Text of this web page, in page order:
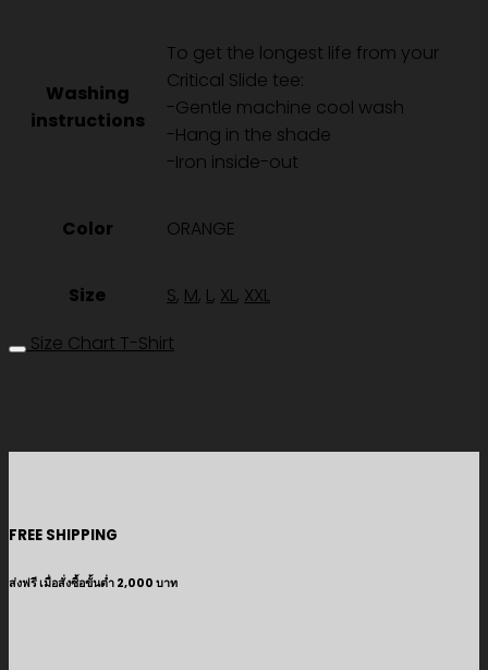
Washing
instructions
To get the longest life from your
Critical Slide tee:
-Gentle machine cool wash
-Hang in the shade
-Iron inside-out
Color ORANGE
Size S, M, L, XL, XXL
Size Chart T-Shirt
FREE SHIPPING
ส่งฟรี เมื่อสั่งซื้อขั้นต่ำ 2,000 บาท